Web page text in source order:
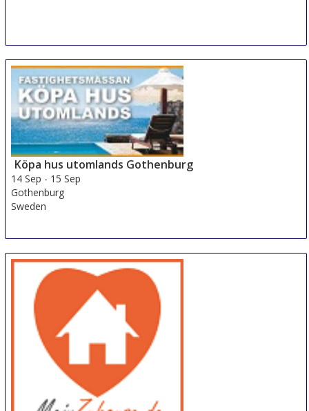
Köpa hus utomlands Gothenburg
14 Sep - 15 Sep
Gothenburg
Sweden